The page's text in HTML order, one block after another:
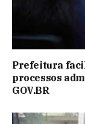
Prefeitura
processos
GOV.BR